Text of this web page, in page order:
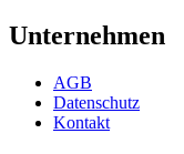
Unternehmen
AGB
Datenschutz
Kontakt